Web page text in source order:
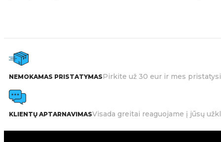
NEMOKAMAS PRISTATYMASPirkite už 30 eur ir mes
KLIENTŲ APTARNAVIMASVisada greitai reaguojame į jūsų